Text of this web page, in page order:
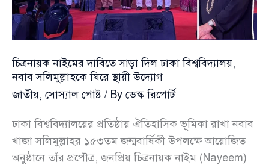
চিত্রনায়ক নাইমের দাবিতে সাড়া দিল ঢাকা বিশ্ববিদ্যালয়,
নবাব সলিমুল্লাহকে ঘিরে স্থায়ী উদ্যোগ
জাতীয়, সোস্যাল পোষ্ট / By ডেস্ক রিপোর্ট
ঢাকা বিশ্ববিদ্যালয়ের প্রতিষ্ঠায় ঐতিহাসিক ভূমিকা রাখা নবাব
খাজা সলিমুল্লাহর ১৫৩তম জন্মবার্ষিকী উপলক্ষে আয়োজিত
অনুষ্ঠানে তাঁর প্রপৌত্র, জনপ্রিয় চিত্রনায়ক নাইম (Nayeem)